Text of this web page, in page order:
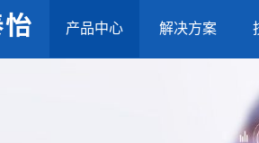
产品中心 解决方案